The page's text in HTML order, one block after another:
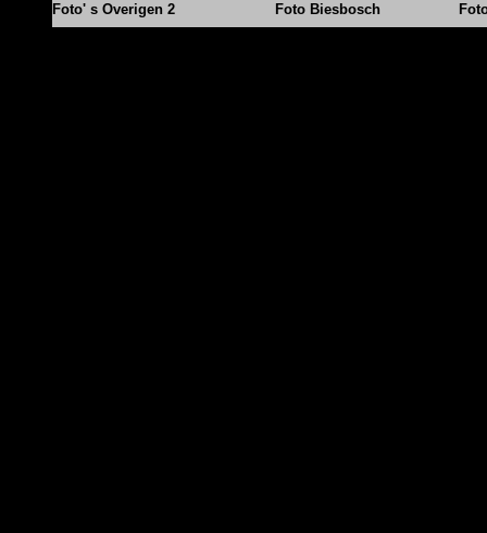
Foto' s Overigen 2 Foto Biesbosch